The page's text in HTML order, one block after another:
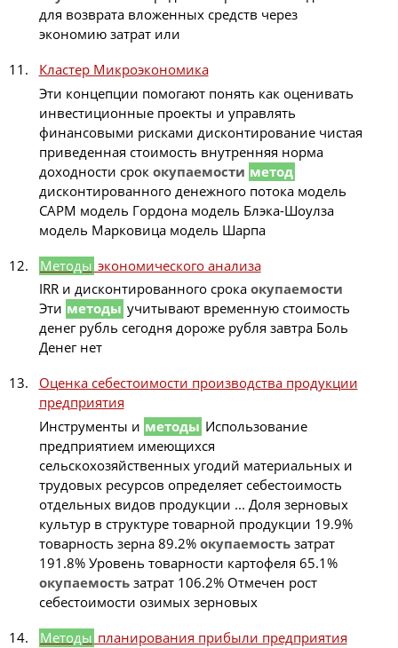
для возврата вложенных средств через
экономию затрат или
Кластер Микроэкономика
Эти концепции помогают понять как оценивать
инвестиционные проекты и управлять
финансовыми рисками дисконтирование чистая
приведенная стоимость внутренняя норма
доходности срок окупаемости метод
дисконтированного денежного потока модель
CAPM модель Гордона модель Блэка-Шоулза
модель Марковица модель Шарпа
Методы экономического анализа
IRR и дисконтированного срока окупаемости
Эти методы учитывают временную стоимость
денег рубль сегодня дороже рубля завтра Боль
Денег нет
Оценка себестоимости производства продукции
предприятия
Инструменты и методы Использование
предприятием имеющихся
сельскохозяйственных угодий материальных и
трудовых ресурсов определяет себестоимость
отдельных видов продукции ... Доля зерновых
культур в структуре товарной продукции 19.9%
товарность зерна 89.2% окупаемостьзатрат
191.8% Уровень товарности картофеля 65.1%
окупаемостьзатрат 106.2% Отмечен рост
себестоимости озимых зерновых
Методы планирования прибыли предприятия